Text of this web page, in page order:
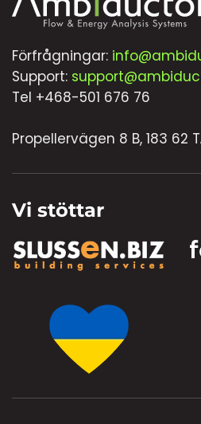
Förfrågningar:
Support:
Tel +468-501 676 76
Propellervägen 8 B, 183 62
Vi stöttar